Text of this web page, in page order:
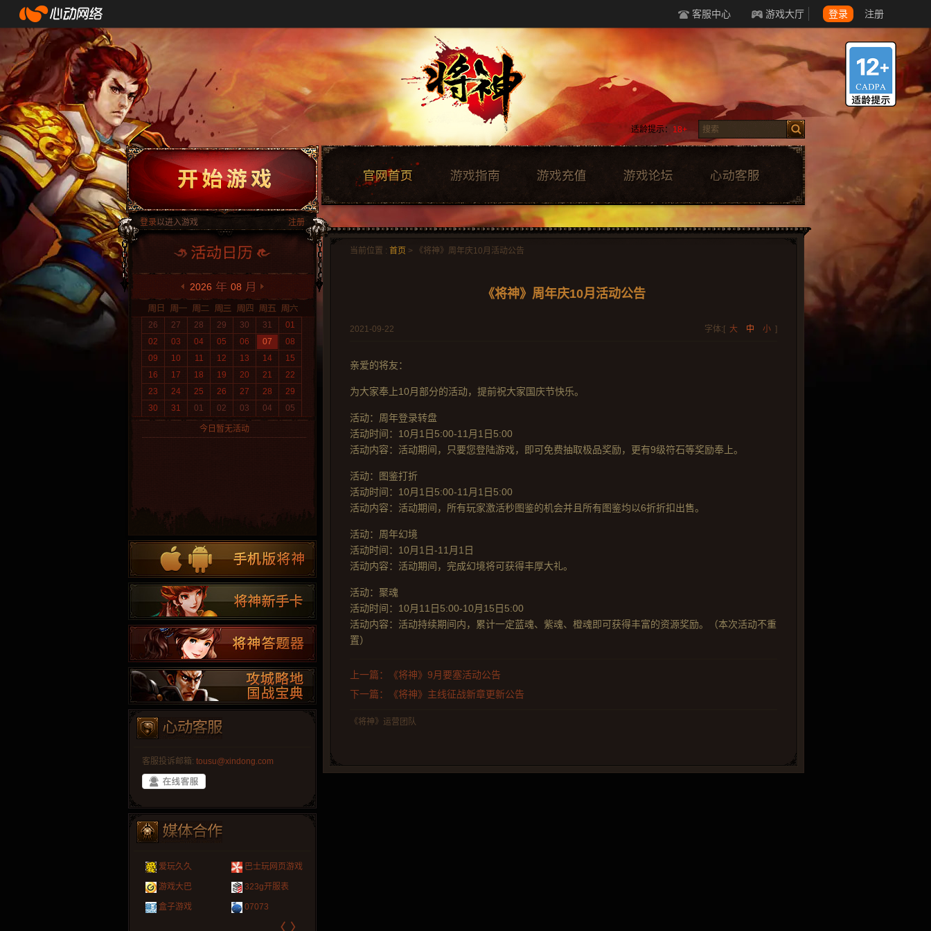
客服中心 游戏大厅 登录 注册
适龄提示： 18+
登录以进入游戏 注册
2026 08
26 27 28 29 30 31
01
02
03 04 05 06 07
08
09
10 11 12 13 14
15
16
17 18 19 20 21
22
23
24 25 26 27 28
29
30
31 01 02 03 04 05
今日暂无活动
客服投诉邮箱: tousu@xindong.com
爱玩久久 巴士玩网页游戏
游戏大巴 323g开服表
盒子游戏 07073
〈 〉
当前位置 : 首页 > 《将神》周年庆10月活动公告
《将神》周年庆10月活动公告
2021-09-22 字体:[ 大 中 小 ]
亲爱的将友：
为大家奉上10月部分的活动，提前祝大家国庆节快乐。
活动：周年登录转盘
活动时间：10月1日5:00-11月1日5:00
活动内容：活动期间，只要您登陆游戏，即可免费抽取极品奖励，更有9级符石等奖励奉上。
活动：图鉴打折
活动时间：10月1日5:00-11月1日5:00
活动内容：活动期间，所有玩家激活秒图鉴的机会并且所有图鉴均以6折折扣出售。
活动：周年幻境
活动时间：10月1日-11月1日
活动内容：活动期间，完成幻境将可获得丰厚大礼。
活动：聚魂
活动时间：10月11日5:00-10月15日5:00
活动内容：活动持续期间内，累计一定蓝魂、紫魂、橙魂即可获得丰富的资源奖励。（本次活动不重
置）
上一篇：《将神》9月要塞活动公告
下一篇：《将神》主线征战新章更新公告
《将神》运营团队